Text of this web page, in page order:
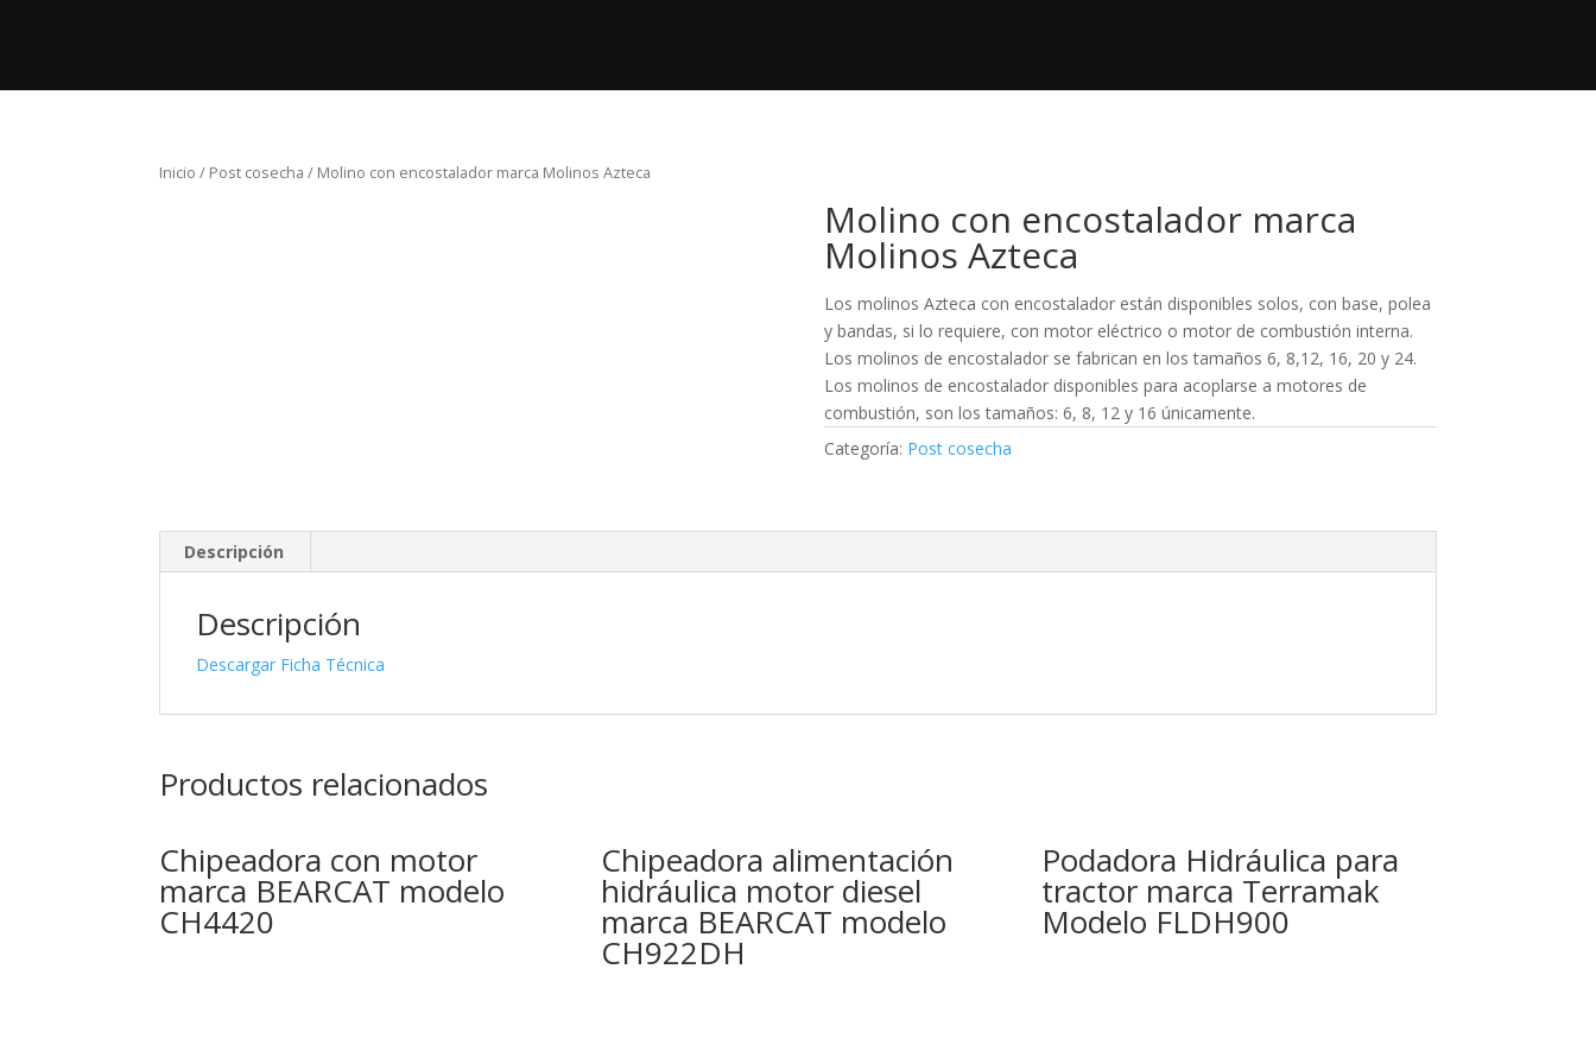
Inicio / Post cosecha / Molino con encostalador marca Molinos Azteca
Molino con encostalador marca
Molinos Azteca
Los molinos Azteca con encostalador están disponibles solos, con base, polea
y bandas, si lo requiere, con motor eléctrico o motor de combustión interna.
Los molinos de encostalador se fabrican en los tamaños 6, 8,12, 16, 20 y 24.
Los molinos de encostalador disponibles para acoplarse a motores de
combustión, son los tamaños: 6, 8, 12 y 16 únicamente.
Categoría: Post cosecha
Descripción
Descripción
Descargar Ficha Técnica
Productos relacionados
Chipeadora con motor
marca BEARCAT modelo
CH4420
Chipeadora alimentación
hidráulica motor diesel
marca BEARCAT modelo
CH922DH
Podadora Hidráulica para
tractor marca Terramak
Modelo FLDH900